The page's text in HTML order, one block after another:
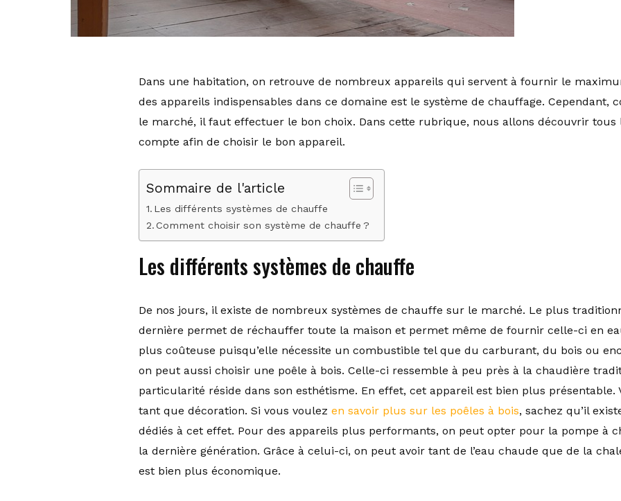
Dans une habitation, on retrouve de nombreux appareils qui servent à fournir le
des appareils indispensables dans ce domaine est le système de chauffage. Cependant,
le marché, il faut effectuer le bon choix. Dans cette rubrique, nous allons découvrir tous
compte afin de choisir le bon appareil.
Sommaire de l'article
Les différents systèmes de chauffe
Comment choisir son système de chauffe ?
Les différents systèmes de chauffe
De nos jours, il existe de nombreux systèmes de chauffe sur le marché. Le plus
dernière permet de réchauffer toute la maison et permet même de fournir celle-ci en
plus coûteuse puisqu’elle nécessite un combustible tel que du carburant, du bois ou
on peut aussi choisir une poêle à bois. Celle-ci ressemble à peu près à la chaudière
particularité réside dans son esthétisme. En effet, cet appareil est bien plus présentable.
tant que décoration. Si vous voulez en savoir plus sur les poêles à bois, sachez qu’il
dédiés à cet effet. Pour des appareils plus performants, on peut opter pour la pompe à
la dernière génération. Grâce à celui-ci, on peut avoir tant de l’eau chaude que de la
est bien plus économique.